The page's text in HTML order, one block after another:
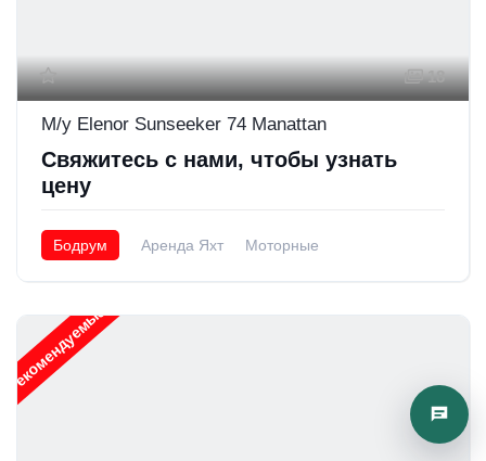
18
M/y Elenor Sunseeker 74 Manattan
Свяжитесь с нами, чтобы узнать
цену
Бодрум Аренда Яхт Моторные
Рекомендуемые